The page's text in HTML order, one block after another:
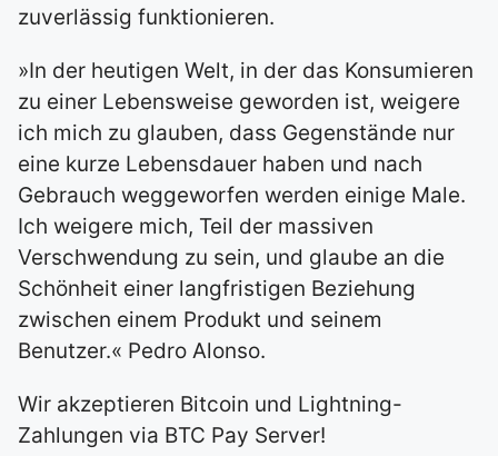
zuverlässig funktionieren.
»In der heutigen Welt, in der das Konsumieren
zu einer Lebensweise geworden ist, weigere
ich mich zu glauben, dass Gegenstände nur
eine kurze Lebensdauer haben und nach
Gebrauch weggeworfen werden einige Male.
Ich weigere mich, Teil der massiven
Verschwendung zu sein, und glaube an die
Schönheit einer langfristigen Beziehung
zwischen einem Produkt und seinem
Benutzer.« Pedro Alonso.
Wir akzeptieren Bitcoin und Lightning-
Zahlungen via BTC Pay Server!